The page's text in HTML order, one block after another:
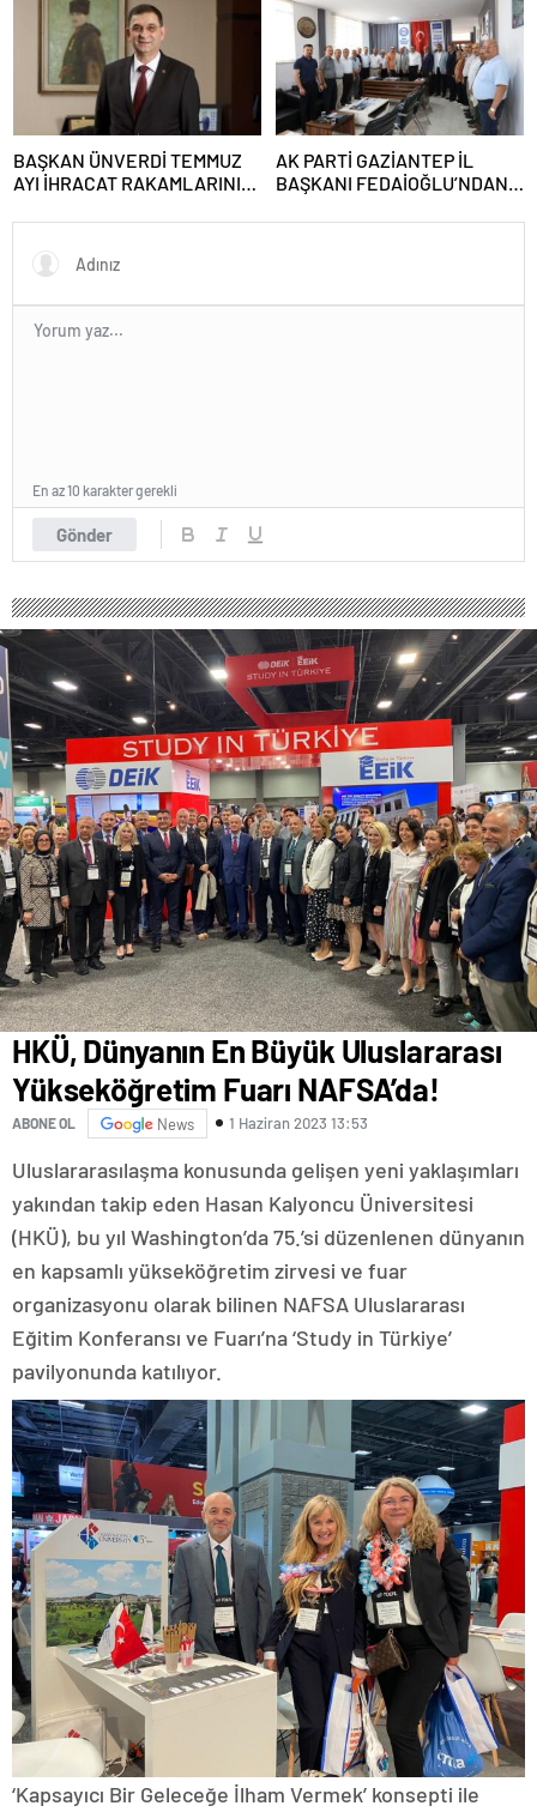
Buluştu
BAŞKAN ÜNVERDİ TEMMUZ
AYI İHRACAT RAKAMLARINI
AK PARTİ GAZİANTEP İL
BAŞKANI FEDAİOĞLU’NDAN
KURULUŞLARINA ZİYARET
Gönder
En az 10 karakter gerekli
HKÜ, Dünyanın En Büyük Uluslararası
Yükseköğretim Fuarı NAFSA’da!
ABONE OL News 1 Haziran 2023 13:53
Uluslararasılaşma konusunda gelişen yeni yaklaşımları
yakından takip eden Hasan Kalyoncu Üniversitesi
(HKÜ), bu yıl Washington’da 75.’si düzenlenen dünyanın
en kapsamlı yükseköğretim zirvesi ve fuar
organizasyonu olarak bilinen NAFSA Uluslararası
Eğitim Konferansı ve Fuarı’na ‘Study in Türkiye’
pavilyonunda katılıyor.
‘Kapsayıcı Bir Geleceğe İlham Vermek’ konsepti ile